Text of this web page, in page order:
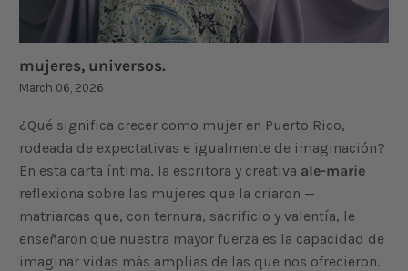
mujeres, universos.
March 06, 2026
¿Qué significa crecer como mujer en Puerto Rico,
rodeada de expectativas e igualmente de imaginación?
En esta carta íntima, la escritora y creativa ale-marie
reflexiona sobre las mujeres que la criaron —
matriarcas que, con ternura, sacrificio y valentía, le
enseñaron que nuestra mayor fuerza es la capacidad de
imaginar vidas más amplias de las que nos ofrecieron.